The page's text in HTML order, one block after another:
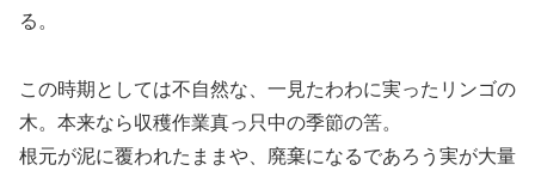
る。
この時期としては不自然な、一見たわわに実ったリンゴの
木。本来なら収穫作業真っ只中の季節の筈。
根元が泥に覆われたままや、廃棄になるであろう実が大量